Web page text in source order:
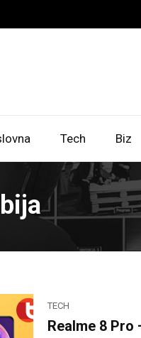
Tech Biz
TECH
Realme 8 Pro